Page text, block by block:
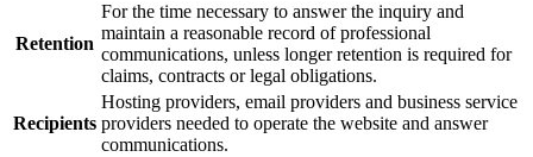
Retention
For the time necessary to answer the inquiry and
maintain a reasonable record of professional
communications, unless longer retention is required for
claims, contracts or legal obligations.
Recipients
Hosting providers, email providers and business service
providers needed to operate the website and answer
communications.